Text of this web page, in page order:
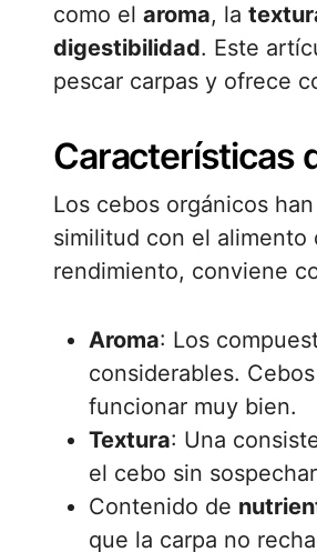
como el aroma, la
digestibilidad. Este
pescar carpas y ofrece
Características
Los cebos orgánicos
similitud con el alimento
rendimiento, conviene
Aroma: Los
considerables.
funcionar muy bien.
Textura: Una
el cebo sin
Contenido de
que la carpa no